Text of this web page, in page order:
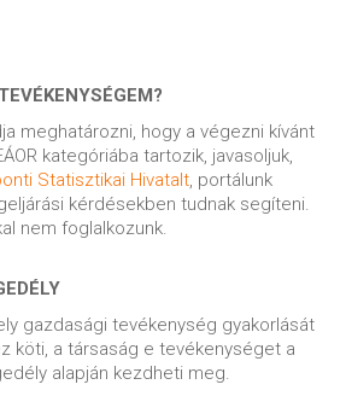
meghatározni, hogy a végezni kívánt
kategóriába tartozik, javasoljuk,
Statisztikai Hivatalt , portálunk
kérdésekben tudnak segíteni.
nem foglalkozunk.
gazdasági tevékenység gyakorlását
köti, a társaság e tevékenységet a
alapján kezdheti meg.